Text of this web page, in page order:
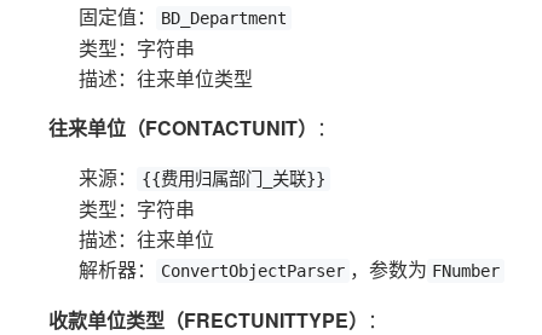
固定值：
BD_Department
类型：字符串
描述：往来单位类型
往来单位（FCONTACTUNIT） ：
来源：
{{费用归属部门_关联}}
类型：字符串
描述：往来单位
解析器：
ConvertObjectParser ，参数为 FNumber
收款单位类型（FRECTUNITTYPE） ：